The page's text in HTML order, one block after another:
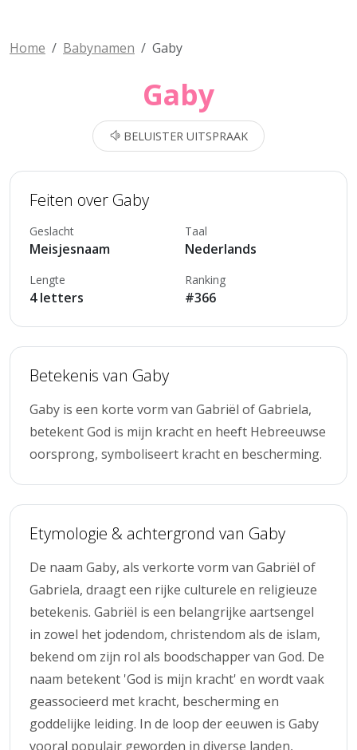
Home Babynamen Gaby
Gaby
BELUISTER UITSPRAAK
Feiten over Gaby
Geslacht
Meisjesnaam
Taal
Nederlands
Lengte
4 letters
Ranking
#366
Betekenis van Gaby
Gaby is een korte vorm van Gabriël of Gabriela,
betekent God is mijn kracht en heeft Hebreeuwse
oorsprong, symboliseert kracht en bescherming.
Etymologie & achtergrond van Gaby
De naam Gaby, als verkorte vorm van Gabriël of
Gabriela, draagt een rijke culturele en religieuze
betekenis. Gabriël is een belangrijke aartsengel
in zowel het jodendom, christendom als de islam,
bekend om zijn rol als boodschapper van God. De
naam betekent 'God is mijn kracht' en wordt vaak
geassocieerd met kracht, bescherming en
goddelijke leiding. In de loop der eeuwen is Gaby
vooral populair geworden in diverse landen,